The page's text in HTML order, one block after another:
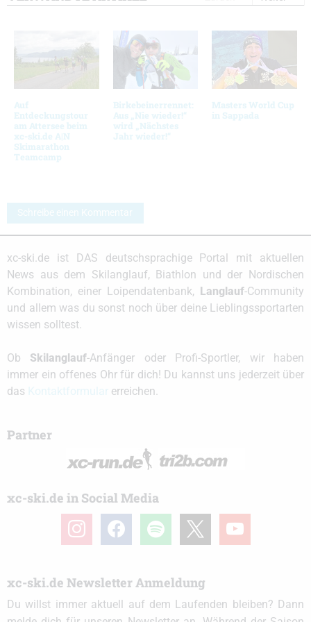
Auf
Entdeckungstour
am Attersee beim
xc-ski.de A|N
Skimarathon
Teamcamp
Birkebeinerrennet:
Aus „Nie wieder!“
wird „Nächstes
Jahr wieder!“
Masters World Cup
in Sappada
Schreibe einen Kommentar
xc-ski.de ist DAS deutschsprachige Portal mit aktuellen
News aus dem Skilanglauf, Biathlon und der Nordischen
Kombination, einer Loipendatenbank, Langlauf-Community
und allem was du sonst noch über deine Lieblingssportarten
wissen solltest.
Ob Skilanglauf-Anfänger oder Profi-Sportler, wir haben
immer ein offenes Ohr für dich! Du kannst uns jederzeit über
das
erreichen.
Partner
xc-ski.de in Social Media
instagramfacebook spotify youtube
xc-ski.de Newsletter Anmeldung
Du willst immer aktuell auf dem Laufenden bleiben? Dann